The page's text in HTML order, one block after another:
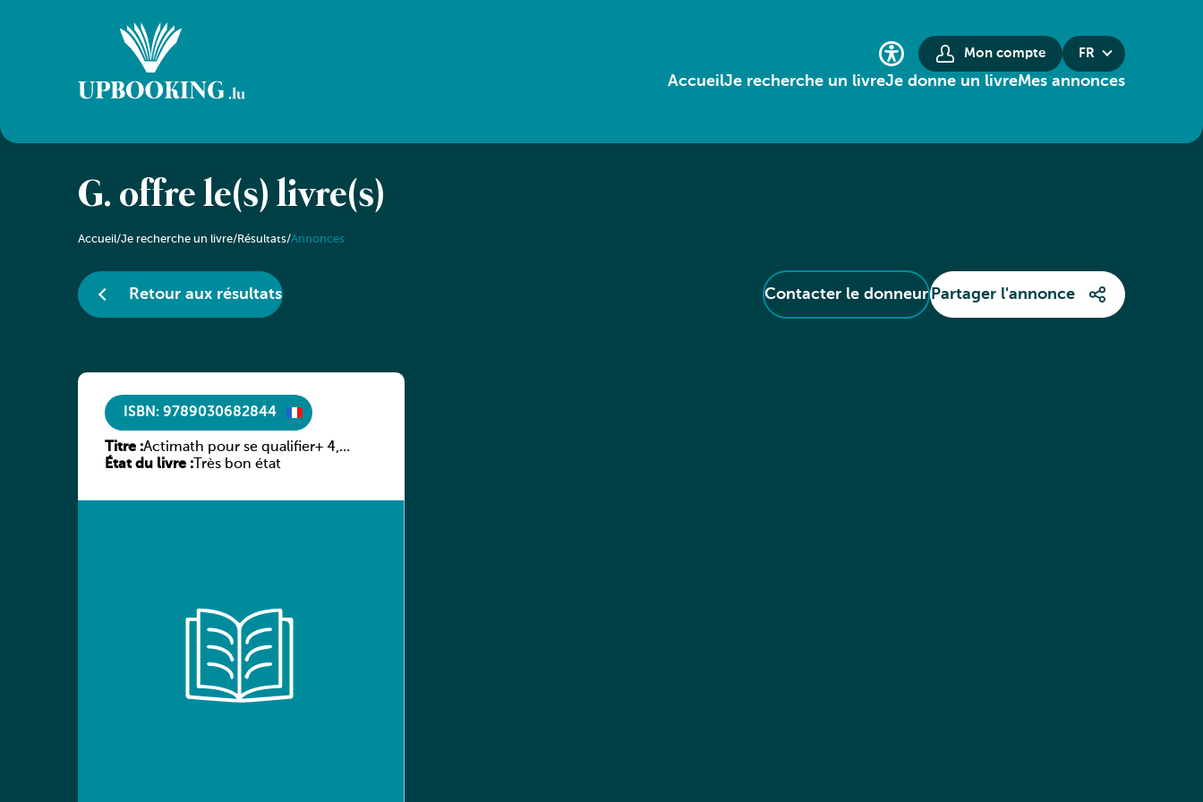
Mon compte FR
AccueilJe recherche un livreJe donne un livreMes annonces
G. offre le(s) livre(s)
Accueil/Je recherche un livre/Résultats/Annonces
Retour aux résultats Contacter le donneur Partager l'annonce
ISBN: 9789030682844
Titre :Actimath pour se qualifier+ 4,
Livre-cahier
État du livre : Très bon état